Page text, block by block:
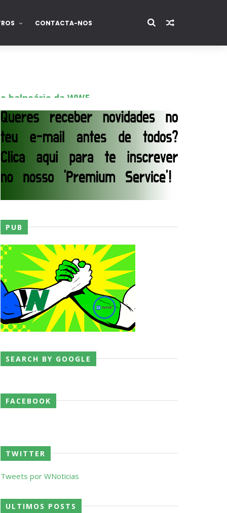
CONTACTA-NOS
balneário da WWE
celebração do The Judgment Day
é abalroado por Big Cass
Championship
PUB
SEARCH BY GOOGLE
FACEBOOK
TWITTER
Tweets por WNoticias
ULTIMOS POSTS